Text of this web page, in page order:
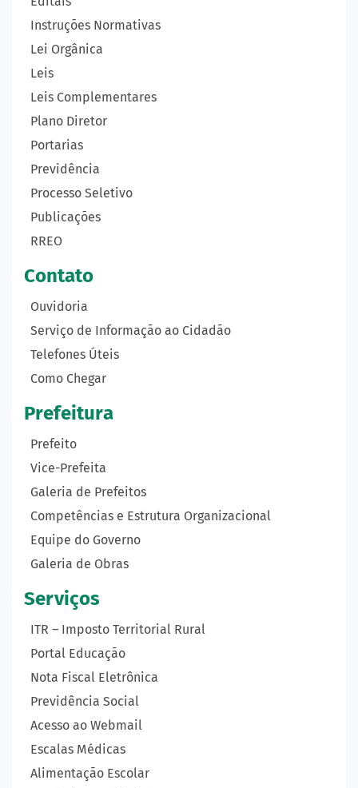
Instruções Normativas
Lei Orgânica
Leis
Leis Complementares
Plano Diretor
Portarias
Previdência
Processo Seletivo
Publicações
RREO
Contato
Ouvidoria
Serviço de Informação ao Cidadão
Telefones Úteis
Como Chegar
Prefeitura
Prefeito
Vice-Prefeita
Galeria de Prefeitos
Competências e Estrutura Organizacional
Equipe do Governo
Galeria de Obras
Serviços
ITR – Imposto Territorial Rural
Portal Educação
Nota Fiscal Eletrônica
Previdência Social
Acesso ao Webmail
Escalas Médicas
Alimentação Escolar